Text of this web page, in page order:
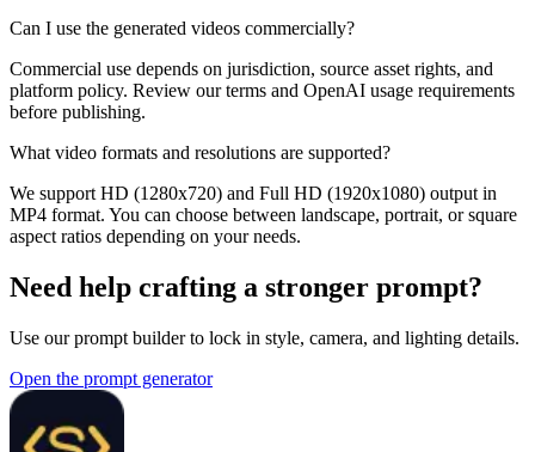
Can I use the generated videos commercially?
Commercial use depends on jurisdiction, source asset rights, and
platform policy. Review our terms and OpenAI usage requirements
before publishing.
What video formats and resolutions are supported?
We support HD (1280x720) and Full HD (1920x1080) output in
MP4 format. You can choose between landscape, portrait, or square
aspect ratios depending on your needs.
Need help crafting a stronger prompt?
Use our prompt builder to lock in style, camera, and lighting details.
Open the prompt generator